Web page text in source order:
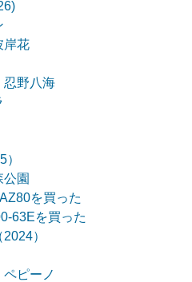
岸花
忍野八海
園
を買った
63Eを買った
）
ピーノ